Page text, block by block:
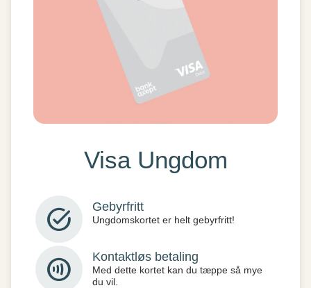
Visa Ungdom
task_alt Gebyrfritt
Ungdomskortet er helt gebyrfritt!
contactless Kontaktløs betaling
Med dette kortet kan du tæppe så mye
du vil.